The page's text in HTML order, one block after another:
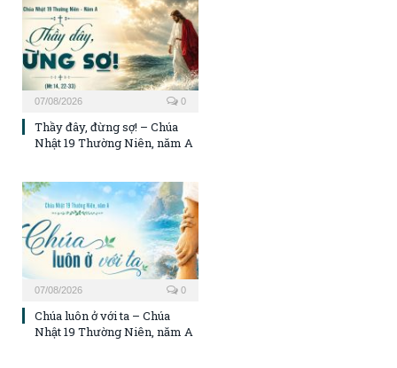
07/08/2026 0
Thầy đây, đừng sợ! – Chúa
Nhật 19 Thường Niên, năm A
07/08/2026 0
Chúa luôn ở với ta – Chúa
Nhật 19 Thường Niên, năm A